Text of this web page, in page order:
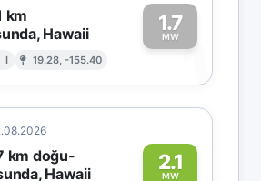
km
Hawaii
I 19.28, -155.40
1.7
MW1
km doğu-
Hawaii
2.1
MW